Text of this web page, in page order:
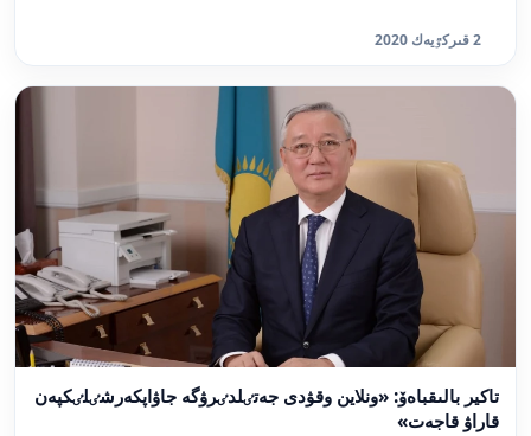
2 قىركٷيەك 2020
تاكير بالىقباەۆ: «ونلاين وقۋدى جەتٸلدٸرۋگە جاۋاپكەرشٸلٸكپەن
قاراۋ قاجەت»